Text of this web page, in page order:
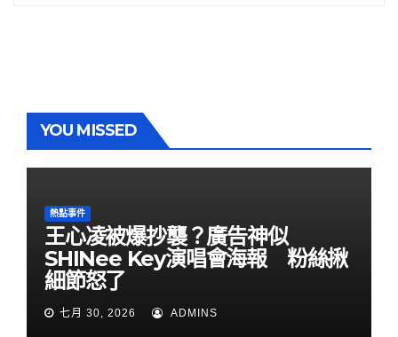
YOU MISSED
熱點事件
王心凌被爆抄襲？廣告神似
SHINee Key演唱會海報 粉絲揪
細節怒了
七月 30, 2026 ADMINS